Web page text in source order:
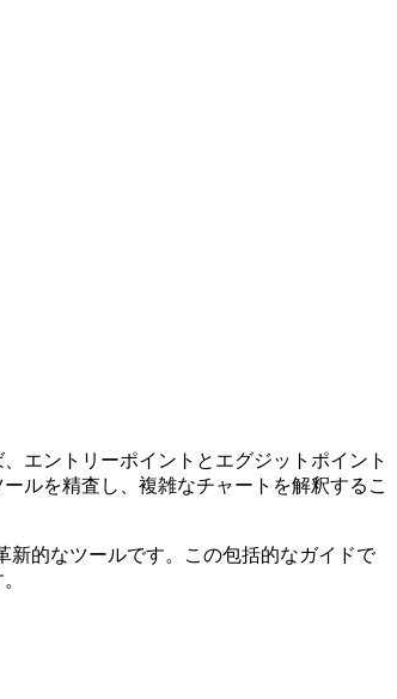
エントリーポイントとエグジットポイント
ルを精査し、複雑なチャートを解釈するこ
新的なツールです。この包括的なガイドで